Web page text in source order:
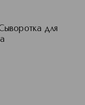
для